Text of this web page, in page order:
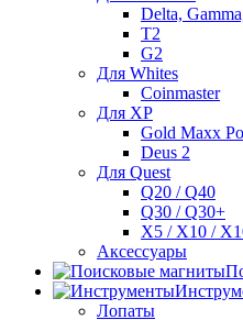
Delta,
Т2
G2
Для Whites
Coinmaster
Для XP
Gold Maxx
Deus 2
Для Quest
Q20 / Q40
Q30 / Q30+
X5 / X10 /
Аксессуары
Лопаты